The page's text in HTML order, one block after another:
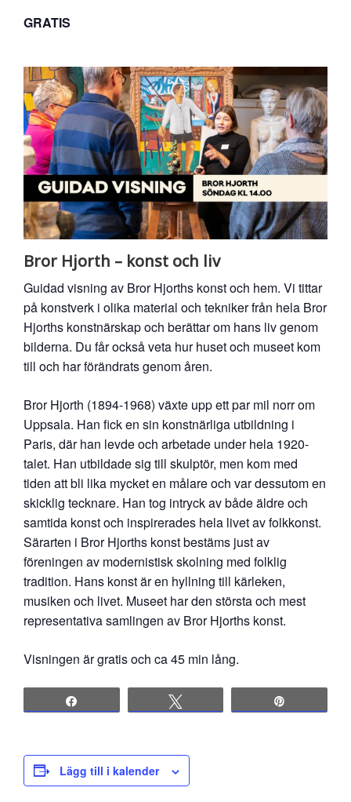
GRATIS
Bror Hjorth – konst och liv
Guidad visning av Bror Hjorths konst och hem. Vi tittar
på konstverk i olika material och tekniker från hela Bror
Hjorths konstnärskap och berättar om hans liv genom
bilderna. Du får också veta hur huset och museet kom
till och har förändrats genom åren.
Bror Hjorth (1894-1968) växte upp ett par mil norr om
Uppsala. Han fick en sin konstnärliga utbildning i
Paris, där han levde och arbetade under hela 1920-
talet. Han utbildade sig till skulptör, men kom med
tiden att bli lika mycket en målare och var dessutom en
skicklig tecknare. Han tog intryck av både äldre och
samtida konst och inspirerades hela livet av folkkonst.
Särarten i Bror Hjorths konst bestäms just av
föreningen av modernistisk skolning med folklig
tradition. Hans konst är en hyllning till kärleken,
musiken och livet. Museet har den största och mest
representativa samlingen av Bror Hjorths konst.
Visningen är gratis och ca 45 min lång.
Lägg till i kalender